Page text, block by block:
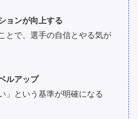
ョンが向上する
とで、選手の自信とやる気が
ルアップ
」という基準が明確になる